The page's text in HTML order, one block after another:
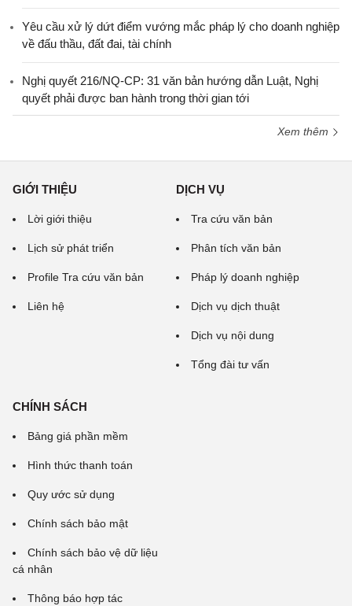
Yêu cầu xử lý dứt điểm vướng mắc pháp lý cho doanh nghiệp
về đấu thầu, đất đai, tài chính
Nghị quyết 216/NQ-CP: 31 văn bản hướng dẫn Luật, Nghị
quyết phải được ban hành trong thời gian tới
Xem thêm
GIỚI THIỆU
Lời giới thiệu
Lịch sử phát triển
Profile Tra cứu văn bản
Liên hệ
DỊCH VỤ
Tra cứu văn bản
Phân tích văn bản
Pháp lý doanh nghiệp
Dịch vụ dịch thuật
Dịch vụ nội dung
Tổng đài tư vấn
CHÍNH SÁCH
Bảng giá phần mềm
Hình thức thanh toán
Quy ước sử dụng
Chính sách bảo mật
Chính sách bảo vệ dữ liệu
cá nhân
Thông báo hợp tác